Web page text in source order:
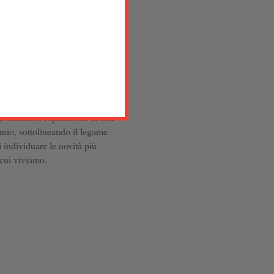
teorie della crisi quali si
battuta ad una
sono di solito esposte
integrare i diversi spunti
dinamica capitalistica di fine
sottolineando il legame
individuare le novità più
viviamo.